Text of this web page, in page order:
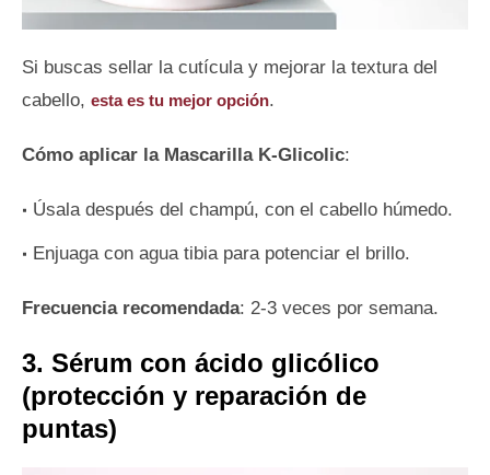
Si buscas sellar la cutícula y mejorar la textura del
cabello, esta es tu mejor opción.
Cómo aplicar la Mascarilla K-Glicolic:
Úsala después del champú, con el cabello húmedo.
Enjuaga con agua tibia para potenciar el brillo.
Frecuencia recomendada: 2-3 veces por semana.
3. Sérum con ácido glicólico
(protección y reparación de
puntas)